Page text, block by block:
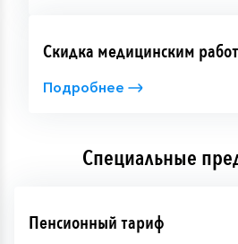
Скидка медицинским
Подробнее
Специальные
Пенсионный тариф